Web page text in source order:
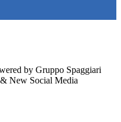
by Gruppo Spaggiari
New Social Media